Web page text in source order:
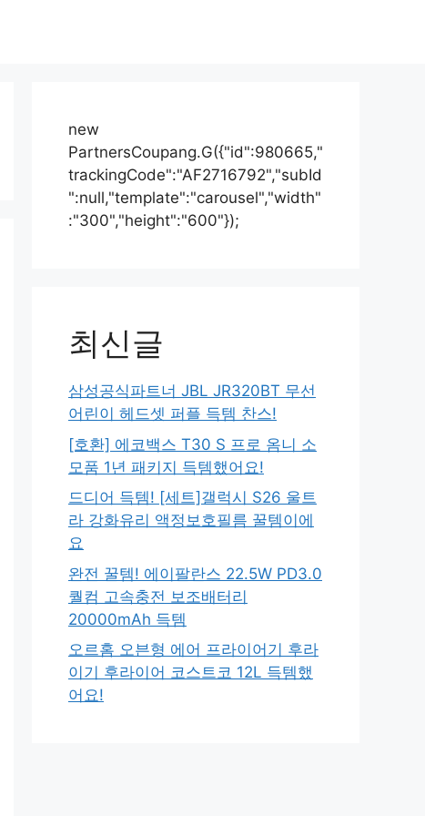
new
PartnersCoupang.G({"id":980665,"
trackingCode":"AF2716792","subId
":null,"template":"carousel","width"
:"300","height":"600"});
최신글
삼성공식파트너 JBL JR320BT 무선
어린이 헤드셋 퍼플 득템 찬스!
[호환] 에코백스 T30 S 프로 옴니 소
모품 1년 패키지 득템했어요!
드디어 득템! [세트]갤럭시 S26 울트
라 강화유리 액정보호필름 꿀템이에
요
완전 꿀템! 에이팔란스 22.5W PD3.0
퀄컴 고속충전 보조배터리
20000mAh 득템
오르홈 오븐형 에어 프라이어기 후라
이기 후라이어 코스트코 12L 득템했
어요!